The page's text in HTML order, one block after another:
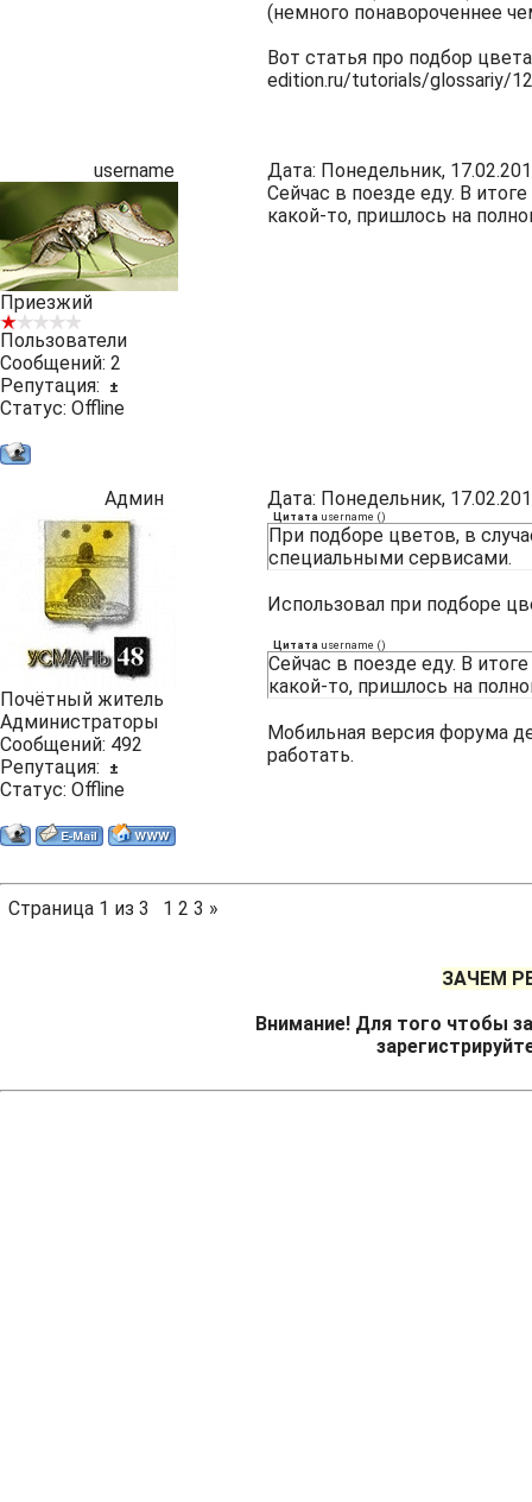
(немного понавороченнее
Вот статья про подбор
edition.ru/tutorials/glossariy/
username Дата: Понедельник,
Приезжий
Пользователи
Сообщений: 2
Репутация:
±
Статус: Offline
Сейчас в поезде еду. В
какой-то, пришлось на
Админ Дата: Понедельник,
Почётный житель
Администраторы
Сообщений: 492
Репутация:
±
Статус: Offline
Цитата username ()
При подборе цветов, в
специальными сервисами.
Использовал при подборе
Цитата username ()
Сейчас в поезде еду. В
какой-то, пришлось на
Мобильная версия форума
работать.
Страница 1 из 3 1 2 3 »
ЗАЧЕМ
Внимание! Для того чтобы